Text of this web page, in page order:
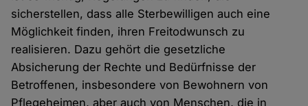
sicherstellen, dass alle Sterbewilligen auch eine
Möglichkeit finden, ihren Freitodwunsch zu
realisieren. Dazu gehört die gesetzliche
Absicherung der Rechte und Bedürfnisse der
Betroffenen, insbesondere von Bewohnern von
Pflegeheimen, aber auch von Menschen, die in